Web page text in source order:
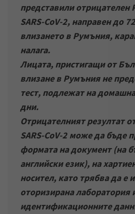
представили отрицателен
SARS-CoV-2, направен до
влизането в Румъния,
налага.
Лицата, пристигащи от
влизане в Румъния не
тест, подлежат на
дни.
Отрицателният резултат
SARS-CoV-2 може да бъде
формата на документ (на
английски език), на
носител, като трябва да е
оторизирана
идентификационните